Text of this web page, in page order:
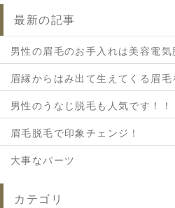
最新の記事
男性の眉毛のお手入れは美容電気
眉縁からはみ出て生えてくる眉
男性のうなじ脱毛も人気です！！
眉毛脱毛で印象チェンジ！
大事なパーツ
カテゴリ